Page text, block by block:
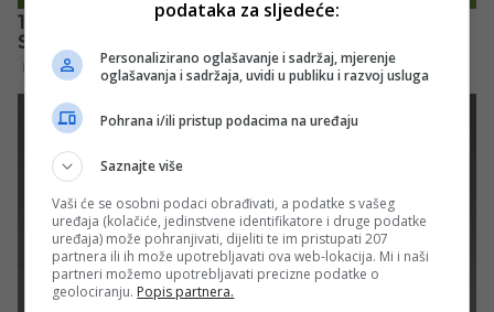
podataka za sljedeće:
Personalizirano oglašavanje i sadržaj, mjerenje
oglašavanja i sadržaja, uvidi u publiku i razvoj usluga
Pohrana i/ili pristup podacima na uređaju
Saznajte više
Vaši će se osobni podaci obrađivati, a podatke s vašeg
uređaja (kolačiće, jedinstvene identifikatore i druge podatke
uređaja) može pohranjivati, dijeliti te im pristupati 207
partnera ili ih može upotrebljavati ova web-lokacija. Mi i naši
partneri možemo upotrebljavati precizne podatke o
geolociranju. Popis partnera.